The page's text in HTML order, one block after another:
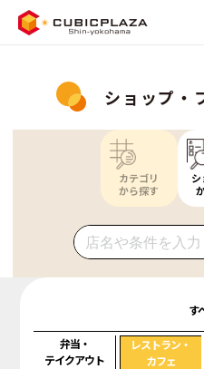
ショップ・
カテゴリ
から探す
す
弁当・
テイクアウト
レストラン・
カフェ